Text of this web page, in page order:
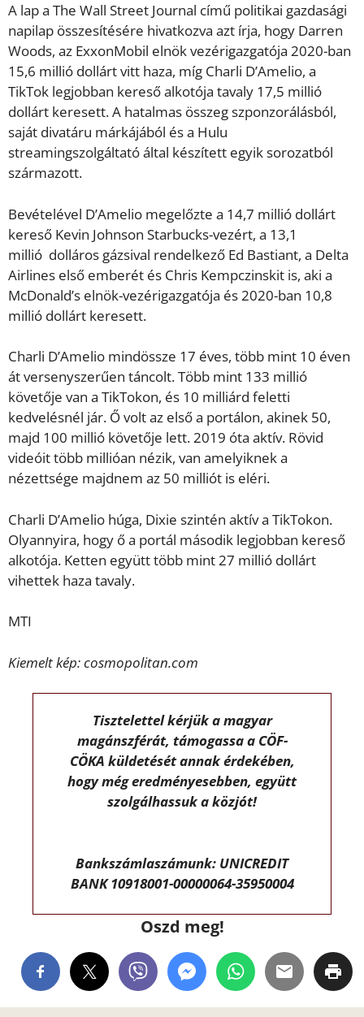
A lap a The Wall Street Journal című politikai gazdasági
napilap összesítésére hivatkozva azt írja, hogy Darren
Woods, az ExxonMobil elnök vezérigazgatója 2020-ban
15,6 millió dollárt vitt haza, míg Charli D’Amelio, a
TikTok legjobban kereső alkotója tavaly 17,5 millió
dollárt keresett. A hatalmas összeg szponzorálásból,
saját divatáru márkájából és a Hulu
streamingszolgáltató által készített egyik sorozatból
származott.
Bevételével D’Amelio megelőzte a 14,7 millió dollárt
kereső Kevin Johnson Starbucks-vezért, a 13,1
millió dolláros gázsival rendelkező Ed Bastiant, a Delta
Airlines első emberét és Chris Kempczinskit is, aki a
McDonald’s elnök-vezérigazgatója és 2020-ban 10,8
millió dollárt keresett.
Charli D’Amelio mindössze 17 éves, több mint 10 éven
át versenyszerűen táncolt. Több mint 133 millió
követője van a TikTokon, és 10 milliárd feletti
kedvelésnél jár. Ő volt az első a portálon, akinek 50,
majd 100 millió követője lett. 2019 óta aktív. Rövid
videóit több millióan nézik, van amelyiknek a
nézettsége majdnem az 50 milliót is eléri.
Charli D’Amelio húga, Dixie szintén aktív a TikTokon.
Olyannyira, hogy ő a portál második legjobban kereső
alkotója. Ketten együtt több mint 27 millió dollárt
vihettek haza tavaly.
MTI
Kiemelt kép: cosmopolitan.com
Tisztelettel kérjük a magyar
magánszférát, támogassa a CÖF-
CÖKA küldetését annak érdekében,
hogy még eredményesebben, együtt
szolgálhassuk a közjót!
Bankszámlaszámunk: UNICREDIT
BANK 10918001-00000064-35950004
Oszd meg!